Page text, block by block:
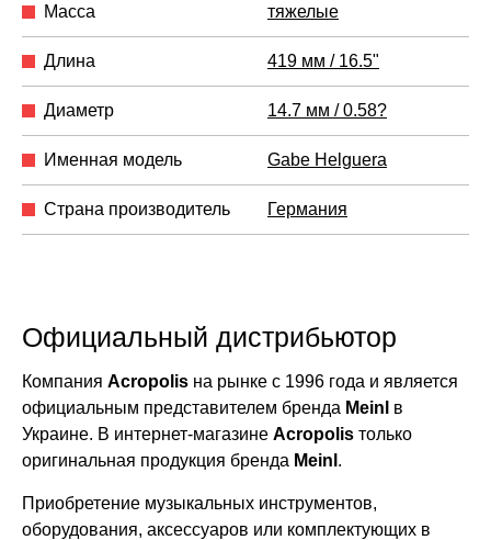
Масса тяжелые
Длина 419 мм / 16.5"
Диаметр 14.7 мм / 0.58?
Именная модель Gabe Helguera
Страна производитель Германия
Официальный дистрибьютор
Компания Acropolis на рынке с 1996 года и является
официальным представителем бренда Meinl в
Украине. В интернет-магазине Acropolis только
оригинальная продукция бренда Meinl .
Приобретение музыкальных инструментов,
оборудования, аксессуаров или комплектующих в